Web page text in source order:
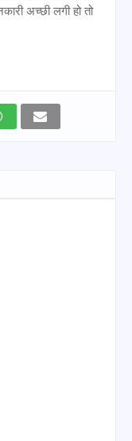
अच्छी लगी हो तो